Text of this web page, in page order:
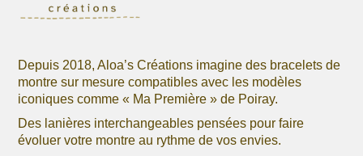
Depuis 2018, Aloa’s Créations imagine des bracelets de
montre sur mesure compatibles avec les modèles
iconiques comme « Ma Première » de Poiray.
Des lanières interchangeables pensées pour faire
évoluer votre montre au rythme de vos envies.